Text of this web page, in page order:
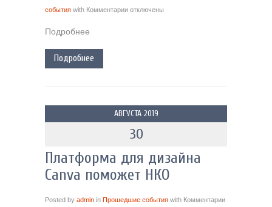
события with Комментарии отключены
Подробнее
Подробнее
АВГУСТА 2019
30
Платформа для дизайна
Canva поможет НКО
Posted by admin in Прошедшие события with Комментарии